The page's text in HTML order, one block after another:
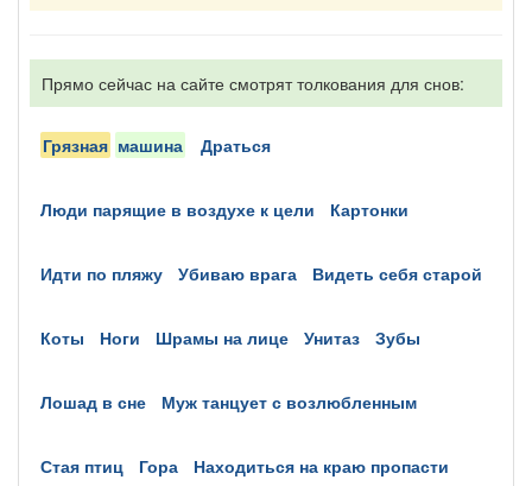
Прямо сейчас на сайте смотрят толкования для снов:
грязная машина драться
люди парящие в воздухе к цели картонки
идти по пляжу убиваю врага видеть себя старой
коты ноги шрамы на лице унитаз зубы
лошад в сне муж танцует с возлюбленным
стая птиц гора находиться на краю пропасти